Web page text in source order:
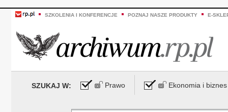
SZKOLENIA I KONFERENCJE POZNAJ NASZE PRODUKTY E-
SZUKAJ W: Prawo Ekonomia i biznes